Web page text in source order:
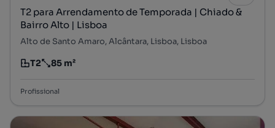
T2 para Arrendamento de Temporada | Chiado &
Bairro Alto | Lisboa
Alto de Santo Amaro, Alcântara, Lisboa, Lisboa
Tipologia
T2
Preço por metro quadrado
85 m²
Profissional